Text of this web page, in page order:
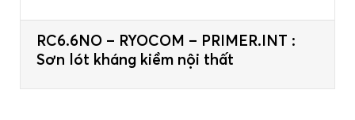
RC6.6NO – RYOCOM – PRIMER.INT :
Sơn lót kháng kiềm nội thất